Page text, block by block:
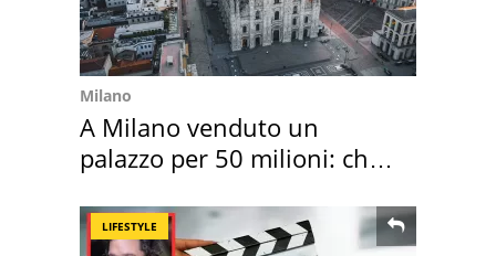
Milano
A Milano venduto un
palazzo per 50 milioni: chi
LIFESTYLE